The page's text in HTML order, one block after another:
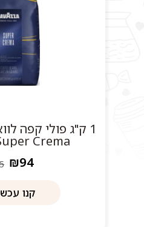
1 ק"ג פולי קפה
Crema
₪94
קנו